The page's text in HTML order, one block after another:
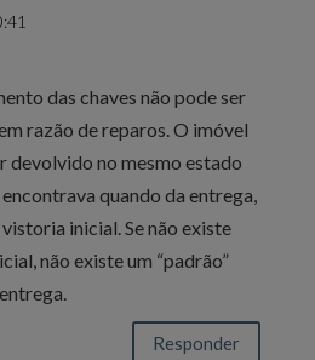
das chaves não pode ser
razão de reparos. O imóvel
devolvido no mesmo estado
quando da entrega,
inicial. Se não existe
não existe um “padrão”
Responder